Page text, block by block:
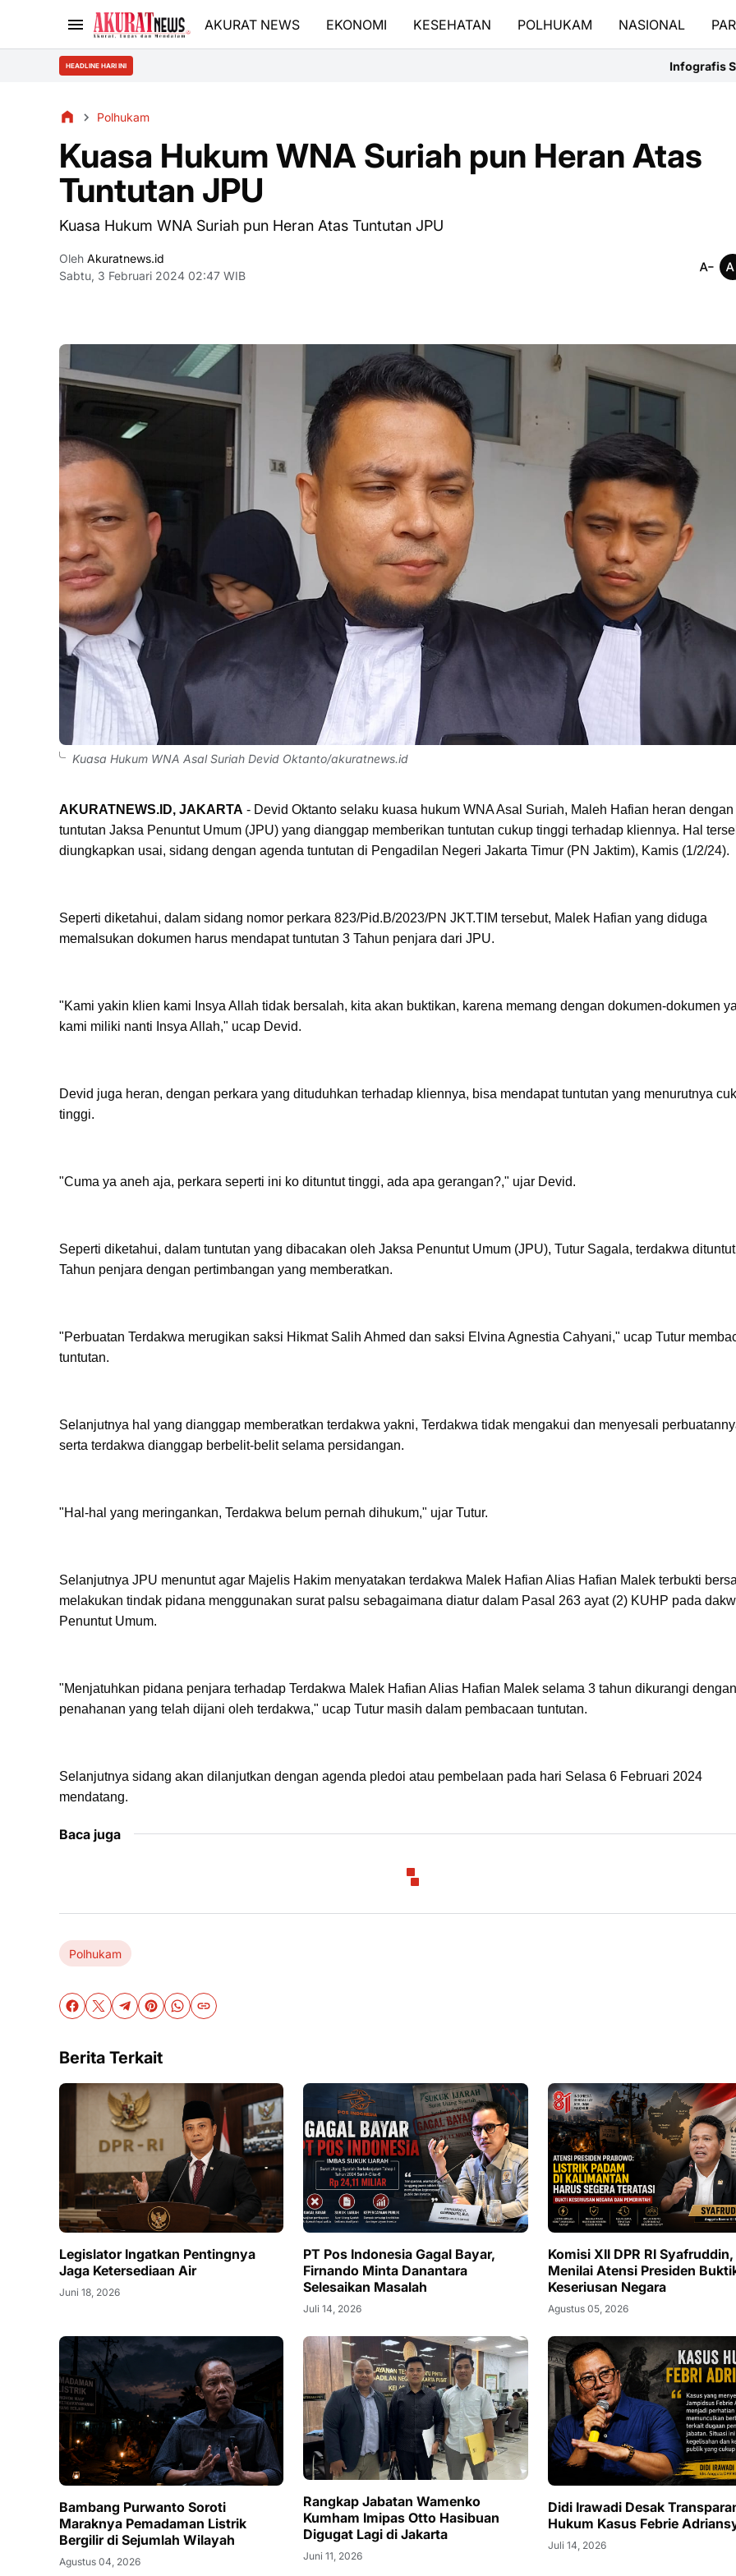
AKURAT NEWS EKONOMI KESEHATAN POLHUKAM NASIONAL
HEADLINE HARI INI Infografis Sejarah Tanggal 7
Polhukam
Kuasa Hukum WNA Suriah pun Heran Atas
Tuntutan JPU
Kuasa Hukum WNA Suriah pun Heran Atas Tuntutan JPU
Oleh Akuratnews.id
Sabtu, 3 Februari 2024 02:47 WIB
Kuasa Hukum WNA Asal Suriah Devid Oktanto/akuratnews.id
AKURATNEWS.ID, JAKARTA - Devid Oktanto selaku kuasa hukum WNA Asal Suriah, Maleh Hafian heran dengan
tuntutan Jaksa Penuntut Umum (JPU) yang dianggap memberikan tuntutan cukup tinggi terhadap kliennya. Hal
diungkapkan usai, sidang dengan agenda tuntutan di Pengadilan Negeri Jakarta Timur (PN Jaktim), Kamis (1/2/24).
Seperti diketahui, dalam sidang nomor perkara 823/Pid.B/2023/PN JKT.TIM tersebut, Malek Hafian yang diduga
memalsukan dokumen harus mendapat tuntutan 3 Tahun penjara dari JPU.
"Kami yakin klien kami Insya Allah tidak bersalah, kita akan buktikan, karena memang dengan dokumen-dokumen
kami miliki nanti Insya Allah," ucap Devid.
Devid juga heran, dengan perkara yang dituduhkan terhadap kliennya, bisa mendapat tuntutan yang menurutnya
tinggi.
"Cuma ya aneh aja, perkara seperti ini ko dituntut tinggi, ada apa gerangan?," ujar Devid.
Seperti diketahui, dalam tuntutan yang dibacakan oleh Jaksa Penuntut Umum (JPU), Tutur Sagala, terdakwa
Tahun penjara dengan pertimbangan yang memberatkan.
"Perbuatan Terdakwa merugikan saksi Hikmat Salih Ahmed dan saksi Elvina Agnestia Cahyani," ucap Tutur
tuntutan.
Selanjutnya hal yang dianggap memberatkan terdakwa yakni, Terdakwa tidak mengakui dan menyesali
serta terdakwa dianggap berbelit-belit selama persidangan.
"Hal-hal yang meringankan, Terdakwa belum pernah dihukum," ujar Tutur.
Selanjutnya JPU menuntut agar Majelis Hakim menyatakan terdakwa Malek Hafian Alias Hafian Malek terbukti
melakukan tindak pidana menggunakan surat palsu sebagaimana diatur dalam Pasal 263 ayat (2) KUHP pada
Penuntut Umum.
"Menjatuhkan pidana penjara terhadap Terdakwa Malek Hafian Alias Hafian Malek selama 3 tahun dikurangi
penahanan yang telah dijani oleh terdakwa," ucap Tutur masih dalam pembacaan tuntutan.
Selanjutnya sidang akan dilanjutkan dengan agenda pledoi atau pembelaan pada hari Selasa 6 Februari 2024
mendatang.
Baca juga
Polhukam
Berita Terkait
Legislator Ingatkan Pentingnya
Jaga Ketersediaan Air
Juni 18, 2026
PT Pos Indonesia Gagal Bayar,
Firnando Minta Danantara
Selesaikan Masalah
Juli 14, 2026
Komisi XII DPR RI Syafruddin,
Menilai Atensi Presiden
Keseriusan Negara
Agustus 05, 2026
Bambang Purwanto Soroti
Maraknya Pemadaman Listrik
Bergilir di Sejumlah Wilayah
Agustus 04, 2026
Rangkap Jabatan Wamenko
Kumham Imipas Otto Hasibuan
Digugat Lagi di Jakarta
Juni 11, 2026
Didi Irawadi Desak
Hukum Kasus Febrie
Juli 14, 2026